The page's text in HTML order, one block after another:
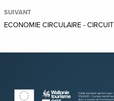
SUIVANT
ECONOMIE CIRCULAIRE - CIRCUIT